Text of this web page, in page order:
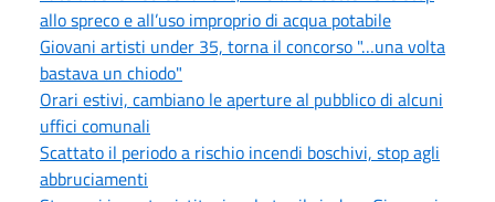
allo spreco e all’uso improprio di acqua potabile
Giovani artisti under 35, torna il concorso "…una volta
bastava un chiodo"
Orari estivi, cambiano le aperture al pubblico di alcuni
uffici comunali
Scattato il periodo a rischio incendi boschivi, stop agli
abbruciamenti